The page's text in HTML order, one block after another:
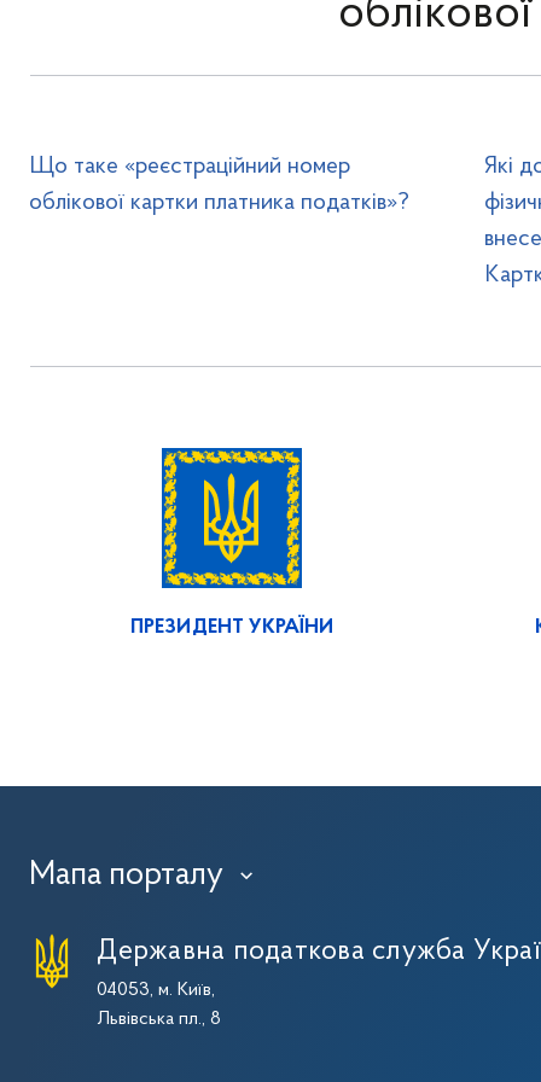
Що таке «реєстраційний номер
облікової картки платника податків»?
Які
ПРЕЗИДЕНТ УКРАЇНИ
Мапа порталу ›
Державна податкова служба
04053, м. Київ,
Львівська пл., 8